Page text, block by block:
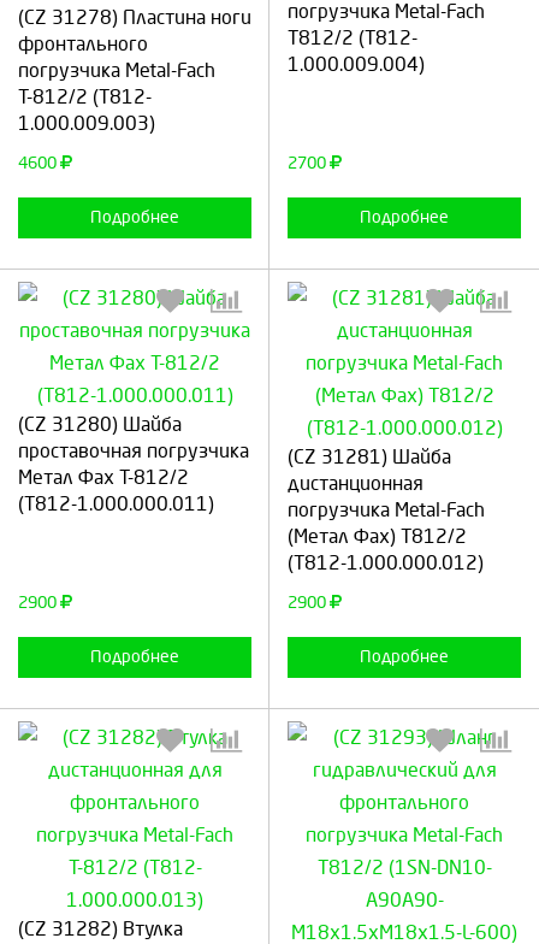
(CZ 31278) Пластина ноги
фронтального
погрузчика Metal-Fach
Т-812/2 (T812-
1.000.009.003)
4600
Подробнее
Продолжить
погрузчика Metal-Fach
Т812/2 (T812-
1.000.009.004)
2700
Подробнее
(CZ 31280) Шайба
проставочная погрузчика
Метал Фах Т-812/2
(T812-1.000.000.011)
2900
Подробнее
Выберите количество:
(CZ 31281) Шайба
дистанционная
погрузчика Metal-Fach
(Метал Фах) Т812/2
(T812-1.000.000.012)
2900
Подробнее
Выберите количество:
Продолжить Отмена
(CZ 31282) Втулка
Выберите количество: Выберите количество: